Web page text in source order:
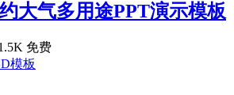
大气多用途PPT演示模板
免费